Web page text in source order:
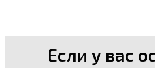
Если у вас